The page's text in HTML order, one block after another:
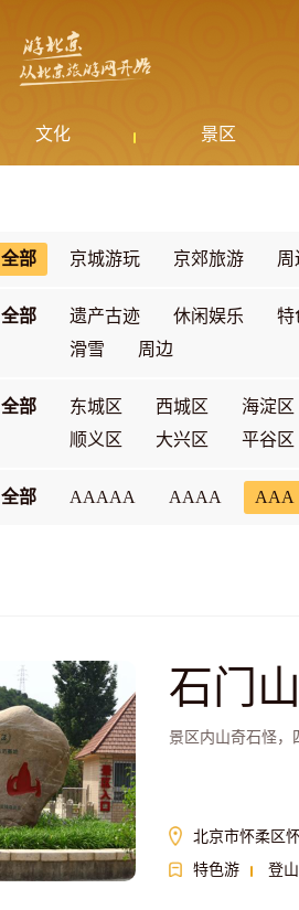
文化 景区
全部 京城游玩 京郊旅游 周
全部 遗产古迹 休闲娱乐
特
滑雪
周边
全部 东城区 西城区
海淀区
顺义区
大兴区 平谷区
全部 AAAAA AAAA AAA
石门
景区内山奇石怪，
北京市怀柔区
特色游
登山